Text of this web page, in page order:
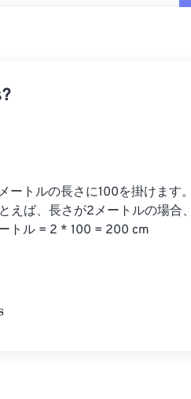
ートルの長さに100を掛けます
えば、長さが2メートルの場合
トル = 2 * 100 = 200 cm